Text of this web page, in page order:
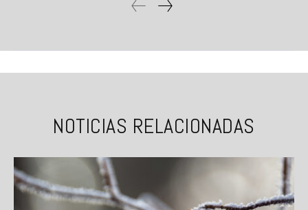
NOTICIAS RELACIONADAS